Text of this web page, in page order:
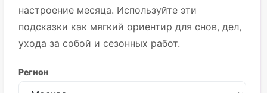
настроение месяца. Используйте эти
подсказки как мягкий ориентир для снов, дел,
ухода за собой и сезонных работ.
Регион